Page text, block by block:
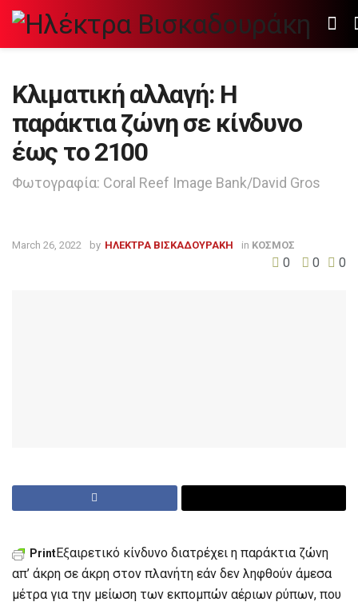
Κλιματική αλλαγή: Η
παράκτια ζώνη σε κίνδυνο
έως το 2100
Φωτογραφία: Coral Reef Image Bank/David Gros
March 26, 2022 by ΗΛΕΚΤΡΑ ΒΙΣΚΑΔΟΥΡΑΚΗ in ΚΟΣΜΟΣ
0 0 0
PrintΕξαιρετικό κίνδυνο διατρέχει η παράκτια ζώνη
απ’ άκρη σε άκρη στον πλανήτη εάν δεν ληφθούν άμεσα
μέτρα για την μείωση των εκπομπών αέριων ρύπων, που